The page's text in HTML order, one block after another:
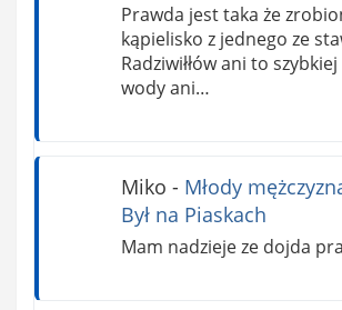
Prawda jest taka że
kąpielisko z jednego ze
Radziwiłłów ani to
wody ani…
Miko - Młody
Był na Piaskach
Mam nadzieje ze dojda